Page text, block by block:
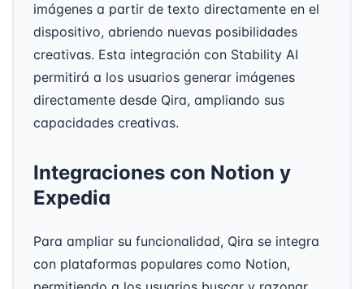
imágenes a partir de texto directamente en el
dispositivo, abriendo nuevas posibilidades
creativas. Esta integración con Stability AI
permitirá a los usuarios generar imágenes
directamente desde Qira, ampliando sus
capacidades creativas.
Integraciones con Notion y
Expedia
Para ampliar su funcionalidad, Qira se integra
con plataformas populares como Notion,